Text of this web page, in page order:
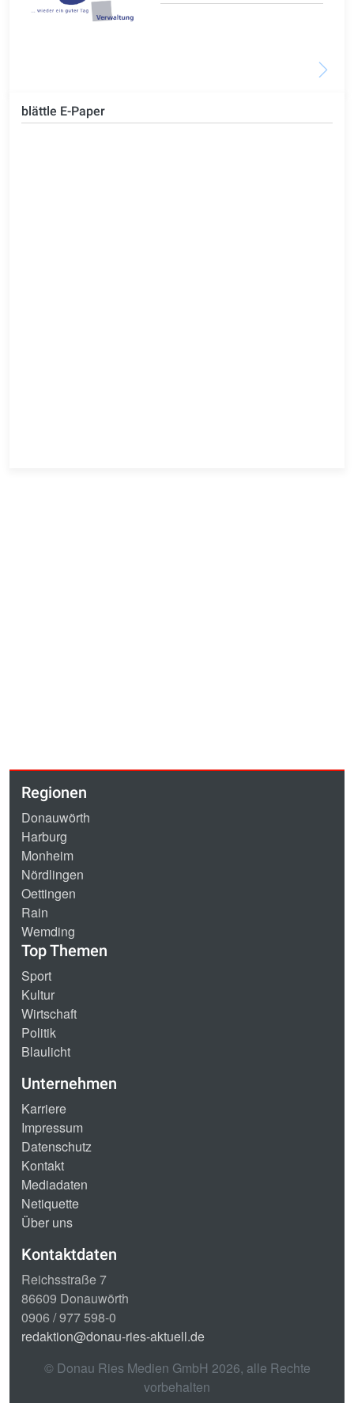
blättle E-Paper
Regionen
Donauwörth
Harburg
Monheim
Nördlingen
Oettingen
Rain
Wemding
Top Themen
Sport
Kultur
Wirtschaft
Politik
Blaulicht
Unternehmen
Karriere
Impressum
Datenschutz
Kontakt
Mediadaten
Netiquette
Über uns
Kontaktdaten
Reichsstraße 7
86609 Donauwörth
0906 / 977 598-0
redaktion@donau-ries-aktuell.de
© Donau Ries Medien GmbH 2026, alle Rechte
vorbehalten